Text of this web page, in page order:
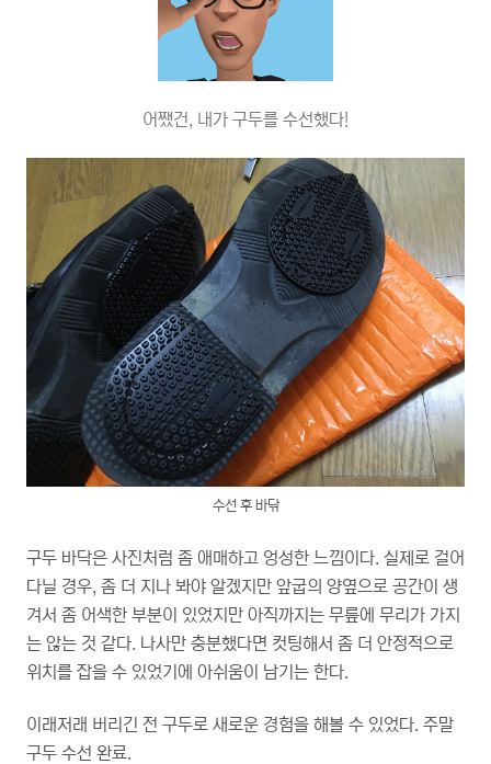
어쨌건, 내가 구두를 수선했다!
수선 후 바닦
구두 바닥은 사진처럼 좀 애매하고 엉성한 느낌이다. 실제로 걸어
다닐 경우, 좀 더 지나 봐야 알겠지만 앞굽의 양옆으로 공간이 생
겨서 좀 어색한 부분이 있었지만 아직까지는 무릎에 무리가 가지
는 않는 것 같다. 나사만 충분했다면 컷팅해서 좀 더 안정적으로
위치를 잡을 수 있었기에 아쉬움이 남기는 한다.
이래저래 버리긴 전 구두로 새로운 경험을 해볼 수 있었다. 주말
구두 수선 완료.